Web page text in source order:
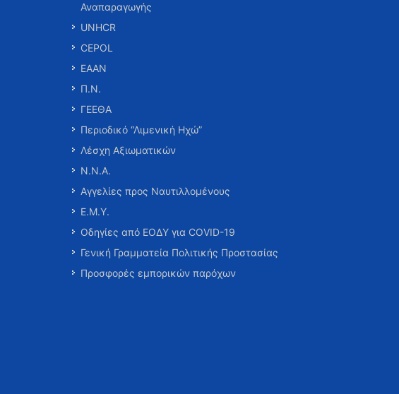
Αναπαραγωγής
UNHCR
CEPOL
ΕΑΑΝ
Π.Ν.
ΓΕΕΘΑ
Περιοδικό “Λιμενική Ηχώ”
Λέσχη Αξιωματικών
Ν.Ν.Α.
Αγγελίες προς Ναυτιλλομένους
Ε.Μ.Υ.
Οδηγίες από ΕΟΔΥ για COVID-19
Γενική Γραμματεία Πολιτικής Προστασίας
Προσφορές εμπορικών παρόχων